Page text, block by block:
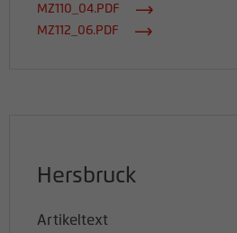
MZ110_04.PDF
MZ112_06.PDF
Hersbruck
Artikeltext